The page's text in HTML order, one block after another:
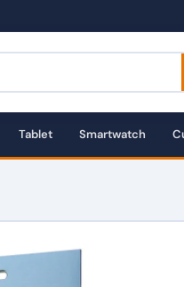
Tablet Smartwatch